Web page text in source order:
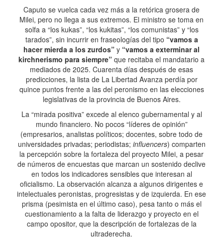
Caputo se vuelca cada vez más a la retórica grosera de
Milei, pero no llega a sus extremos. El ministro se toma en
solfa a “los kukas”, “los kukitas”, “los comunistas” y “los
tarados”, sin incurrir en fraseologías del tipo “vamos a
hacer mierda a los zurdos” y “vamos a exterminar al
kirchnerismo para siempre” que recitaba el mandatario a
mediados de 2025. Cuarenta días después de esas
predicciones, la lista de La Libertad Avanza perdía por
quince puntos frente a las del peronismo en las elecciones
legislativas de la provincia de Buenos Aires.
La “mirada positiva” excede al elenco gubernamental y al
mundo financiero. No pocos “líderes de opinión”
(empresarios, analistas políticos; docentes, sobre todo de
universidades privadas; periodistas; influencers) comparten
la percepción sobre la fortaleza del proyecto Milei, a pesar
de números de encuestas que marcan un sostenido declive
en todos los indicadores sensibles que interesan al
oficialismo. La observación alcanza a algunos dirigentes e
intelectuales peronistas, progresistas y de izquierda. En ese
prisma (pesimista en el último caso), pesa tanto o más el
cuestionamiento a la falta de liderazgo y proyecto en el
campo opositor, que la descripción de fortalezas de la
ultraderecha.